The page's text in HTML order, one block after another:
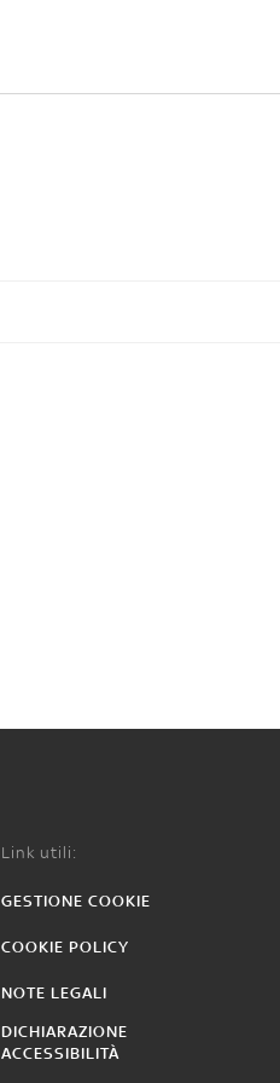
Link utili:
GESTIONE COOKIE
COOKIE POLICY
NOTE LEGALI
DICHIARAZIONE
ACCESSIBILITÀ